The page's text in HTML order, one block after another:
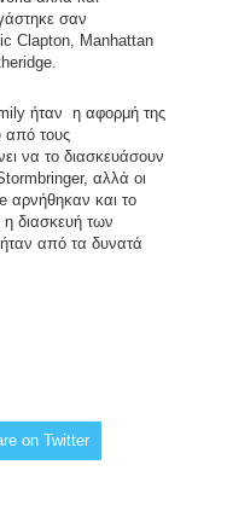
σαν
Clapton, Manhattan
ήταν η αφορμή της
τους
να το διασκευάσουν
αλλά οι
αρνήθηκαν και το
η διασκευή των
από τα δυνατά
on Twitter